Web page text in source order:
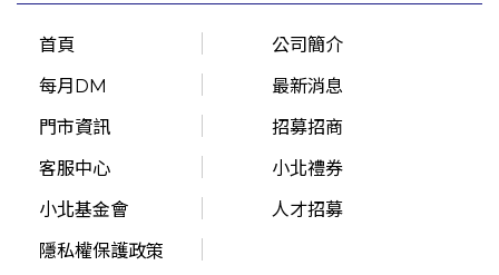
首頁
公司簡介
每月DM
最新消息
門市資訊
招募招商
客服中心
小北禮券
小北基金會
人才招募
隱私權保護政策